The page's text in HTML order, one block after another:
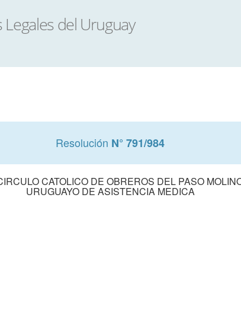
Resolución N° 791/984
CATOLICO DE OBREROS DEL PASO
URUGUAYO DE ASISTENCIA MEDICA